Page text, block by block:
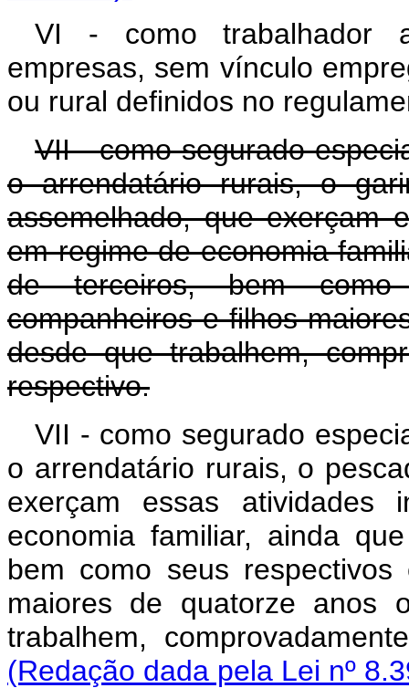
VI - como trabalhador
empresas, sem vínculo
ou rural definidos no
VII - como segurado
o arrendatário rurais, o
assemelhado, que exerçam
em regime de economia
de terceiros, bem como
companheiros e filhos
desde que trabalhem,
respectivo.
VII - como segurado
o arrendatário rurais, o
exerçam essas atividades
economia familiar, ainda
bem como seus
maiores de quatorze anos
trabalhem,
(Redação dada pela Lei nº